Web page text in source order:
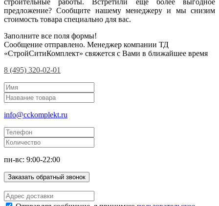
предложение? Сообщите нашему менеджеру и мы снизим
стоимость товара специально для вас.
Заполните все поля формы!
Сообщение отправлено. Менеджер компании ТД
«СтройСитиКомплект» свяжется с Вами в ближайшее время
8 (495) 320-02-01
info@cckomplekt.ru
пн-вс: 9:00-22:00
Заказать обратный звонок